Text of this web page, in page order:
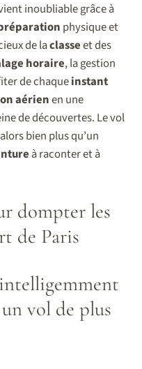
inoubliable grâce à
physique et
de laclasseet des
horaire, la gestion
de chaqueinstant
aérienen une
de découvertes. Le vol
bien plus qu’un
à raconter et à
dompter les
de Paris
vol de plus